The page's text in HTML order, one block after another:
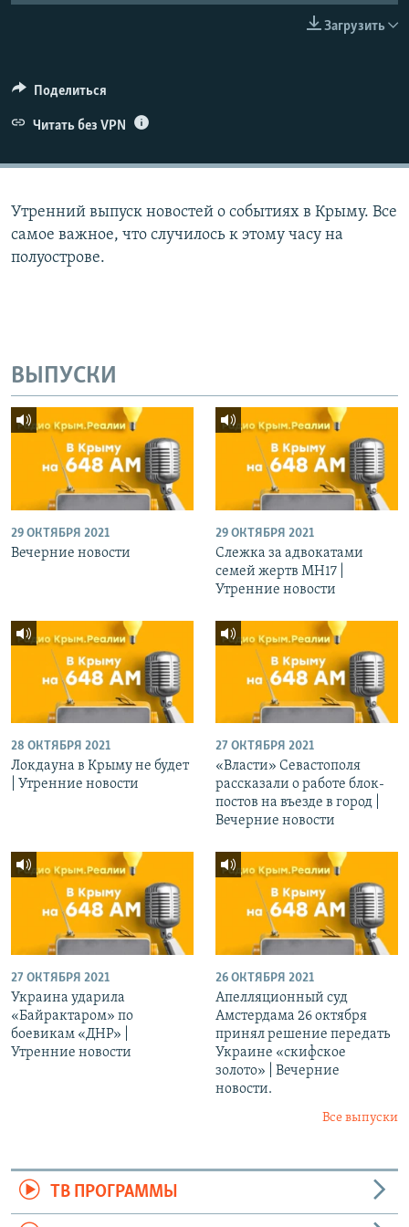
ELIFBE
УКРАИНСКАЯ ПРОБЛЕМА КРЫМА
Загрузить
Поделиться
Читать без VPN
Утренний выпуск новостей о событиях в Крыму. Все
самое важное, что случилось к этому часу на
полуострове.
ВЫПУСКИ
29 ОКТЯБРЯ 2021
Вечерние новости
29 ОКТЯБРЯ 2021
Слежка за адвокатами
семей жертв МН17 |
Утренние новости
28 ОКТЯБРЯ 2021
Локдауна в Крыму не будет
| Утренние новости
27 ОКТЯБРЯ 2021
«Власти» Севастополя
рассказали о работе блок-
постов на въезде в город |
Вечерние новости
27 ОКТЯБРЯ 2021
Украина ударила
«Байрактаром» по
боевикам «ДНР» |
Утренние новости
26 ОКТЯБРЯ 2021
Апелляционный суд
Амстердама 26 октября
принял решение передать
Украине «скифское
золото» | Вечерние
новости.
Все выпуски
ТВ ПРОГРАММЫ